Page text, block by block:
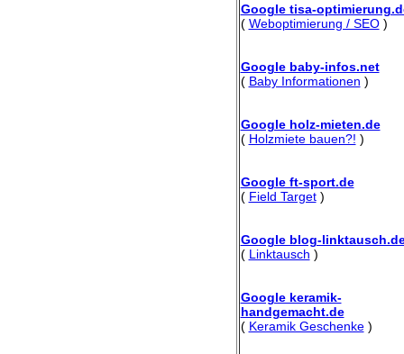
Google tisa-
( Weboptimierung / SEO)
Google baby-infos.net
( Baby Informationen )
Google holz-mieten.de
( Holzmiete bauen?! )
Google ft-sport.de
( Field Target)
Google blog-
( Linktausch )
Google keramik-
handgemacht.de
( Keramik Geschenke)